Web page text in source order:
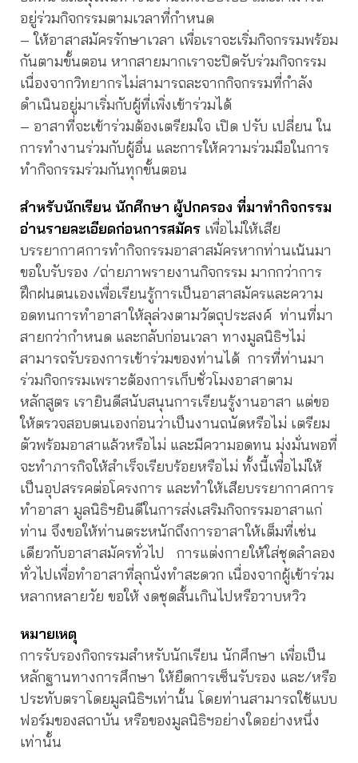
อยู่ร่วมกิจกรรมตามเวลาที่กำหนด
– ให้อาสาสมัครรักษาเวลา เพื่อเราจะเริ่มกิจกรรมพร้อม
กันตามขั้นตอน หากสายมากเราจะปิดรับร่วมกิจกรรม
เนื่องจากวิทยากรไม่สามารถละจากกิจกรรมที่กำลัง
ดำเนินอยู่มาเริ่มกับผู้ที่เพิ่งเข้าร่วมได้
– อาสาที่จะเข้าร่วมต้องเตรียมใจ เปิด ปรับ เปลี่ยน ใน
การทำงานร่วมกับผู้อื่น และการให้ความร่วมมือในการ
ทำกิจกรรมร่วมกันทุกขั้นตอน
สำหรับนักเรียน นักศึกษา ผู้ปกครอง ที่มาทำกิจกรรม
อ่านรายละเอียดก่อนการสมัคร เพื่อไม่ให้เสีย
บรรยากาศการทำกิจกรรมอาสาสมัครหากท่านเน้นมา
ขอใบรับรอง /ถ่ายภาพรายงานกิจกรรม มากกว่าการ
ฝึกฝนตนเองเพื่อเรียนรู้การเป็นอาสาสมัครและความ
อดทนการทำอาสาให้ลุล่วงตามวัตถุประสงค์ ท่านที่มา
สายกว่ากำหนด และกลับก่อนเวลา ทางมูลนิธิฯไม่
สามารถรับรองการเข้าร่วมของท่านได้ การที่ท่านมา
ร่วมกิจกรรมเพราะต้องการเก็บชั่วโมงอาสาตาม
หลักสูตร เรายินดีสนับสนุนการเรียนรู้งานอาสา แต่ขอ
ให้ตรวจสอบตนเองก่อนว่าเป็นงานถนัดหรือไม่ เตรียม
ตัวพร้อมอาสาแล้วหรือไม่ และมีความอดทน มุ่งมั่นพอที่
จะทำภารกิจให้สำเร็จเรียบร้อยหรือไม่ ทั้งนี้เพื่อไม่ให้
เป็นอุปสรรคต่อโครงการ และทำให้เสียบรรยากาศการ
ทำอาสา มูลนิธิฯยินดีในการส่งเสริมกิจกรรมอาสาแก่
ท่าน จึงขอให้ท่านตระหนักถึงการอาสาให้เต็มที่เช่น
เดียวกับอาสาสมัครทั่วไป การแต่งกายให้ใส่ชุดลำลอง
ทั่วไปเพื่อทำอาสาที่ลุกนั่งทำสะดวก เนื่องจากผู้เข้าร่วม
หลากหลายวัย ขอให้ งดชุดสั้นเกินไปหรือวาบหวิว
หมายเหตุ
การรับรองกิจกรรมสำหรับนักเรียน นักศึกษา เพื่อเป็น
หลักฐานทางการศึกษา ให้ยืดการเซ็นรับรอง และ/หรือ
ประทับตราโดยมูลนิธิฯเท่านั้น โดยท่านสามารถใช้แบบ
ฟอร์มของสถาบัน หรือของมูลนิธิฯอย่างใดอย่างหนึ่ง
เท่านั้น